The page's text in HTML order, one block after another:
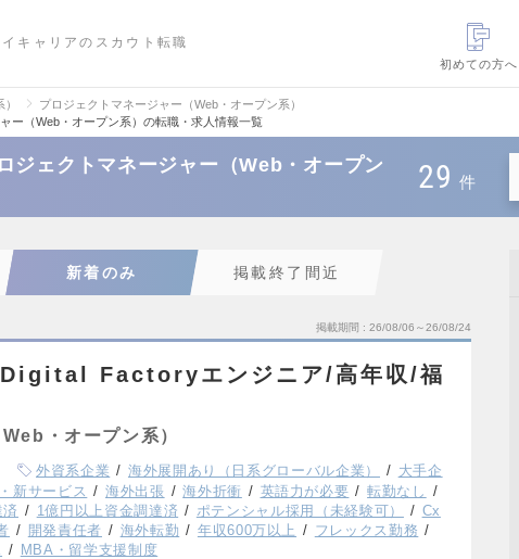
キャリアのスカウト転職
初めての方へ
プロジェクトマネージャー（Web・オープン系）
ー（Web・オープン系）の転職・求人情報一覧
ジェクトマネージャー（Web・オープン 29 件
新着のみ 掲載終了間近
掲載期間 26/08/06～26/08/24
Factoryエンジニア/高年収/福
・オープン系）
外資系企業 海外展開あり（日系グローバル企業）
大手企
新サービス
海外出張 海外折衝 英語力が必要
転勤なし
1億円以上資金調達済 ポテンシャル採用（未経験可）
Cx
開発責任者 海外転勤 年収600万以上
フレックス勤務
MBA・留学支援制度